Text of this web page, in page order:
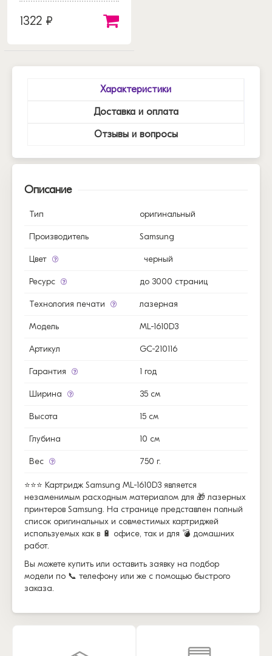
1322 ₽
Характеристики
Доставка и оплата
Отзывы и вопросы
Описание
Тип оригинальный
Производитель Samsung
Цвет черный
Ресурс до 3000 страниц
Технология печати лазерная
Модель ML-1610D3
Артикул GC-210116
Гарантия 1 год
Ширина 35 см
Высота 15 см
Глубина 10 см
Вес 750 г.
⭐⭐⭐ Картридж Samsung ML-1610D3 является
незаменимым расходным материалом для 🎁 лазерных
принтеров Samsung. На странице представлен полный
список оригинальных и совместимых картриджей
используемых как в 🔋 офисе, так и для 💣 домашних
работ.
Вы можете купить или оставить заявку на подбор
модели по 📞 телефону или же с помощью быстрого
заказа.